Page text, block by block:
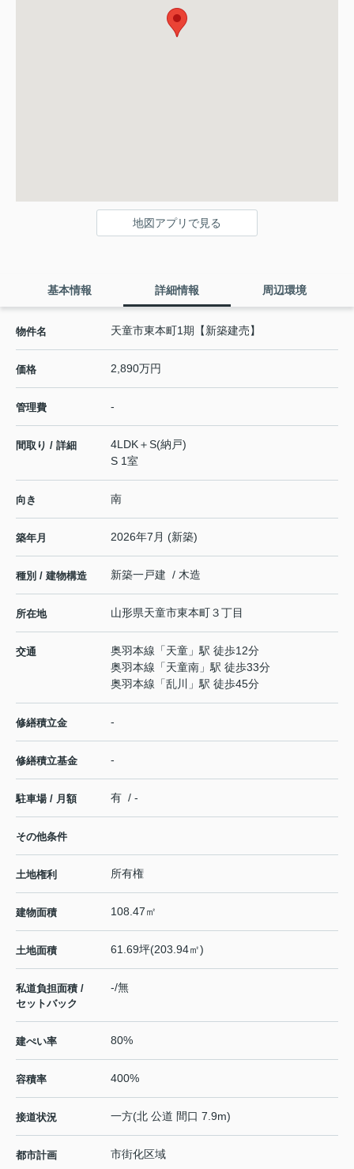
地図アプリで見る
基本情報 詳細情報 周辺環境
物件名 天童市東本町1期【新築建売】
価格 2,890万円
管理費 -
間取り / 詳細
4LDK＋S(納戸)
S 1室
向き 南
築年月 2026年7月 (新築)
種別 / 建物構造 新築一戸建 / 木造
所在地 山形県天童市東本町３丁目
交通 奥羽本線 「天童 」駅 徒歩12分
奥羽本線 「天童南 」駅 徒歩33分
奥羽本線 「乱川 」駅 徒歩45分
修繕積立金 -
修繕積立基金 -
駐車場 / 月額 有 / -
その他条件
土地権利 所有権
建物面積 108.47㎡
土地面積 61.69坪(203.94㎡)
私道負担面積 /
セットバック
-/無
建ぺい率 80%
容積率 400%
接道状況 一方(北 公道 間口 7.9m)
都市計画 市街化区域